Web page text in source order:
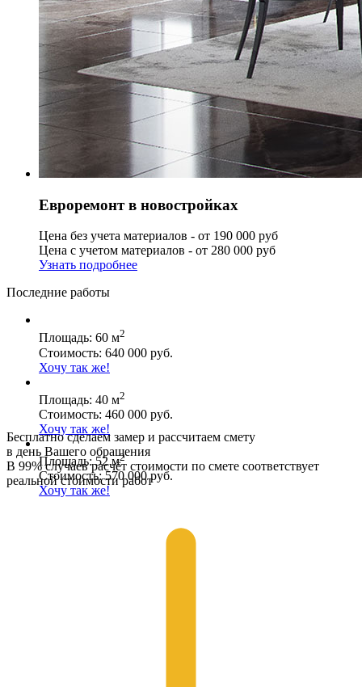
Евроремонт в новостройках
Цена без учета материалов - от 190 000 руб
Цена с учетом материалов - от 280 000 руб
Узнать подробнее
Последние работы
Площадь: 60 м2
Стоимость: 640 000 руб.
Хочу так же!
Площадь: 40 м2
Стоимость: 460 000 руб.
Хочу так же!
Площадь: 52 м2
Стоимость: 570 000 руб.
Хочу так же!
Бесплатно сделаем замер и рассчитаем смету
в день Вашего обращения
В 99% случаев расчёт стоимости по смете соответствует
реальной стоимости работ